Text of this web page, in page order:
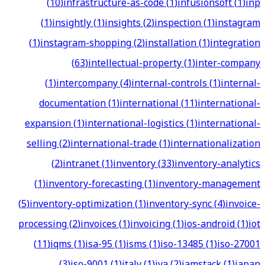
(1)insightly(1)insights(2)inspection(1)instagram
(1)instagram-shopping(2)installation(1)integration
(63)intellectual-property(1)inter-company
(1)intercompany(4)internal-controls(1)internal-
documentation(1)international(11)international-
expansion(1)international-logistics(1)international-
selling(2)international-trade(1)internationalization
(2)intranet(1)inventory(33)inventory-analytics
(1)inventory-forecasting(1)inventory-management
(5)inventory-optimization(1)inventory-sync(4)invoice-
processing(2)invoices(1)invoicing(1)ios-android(1)iot
(11)iqms(1)isa-95(1)isms(1)iso-13485(1)iso-27001